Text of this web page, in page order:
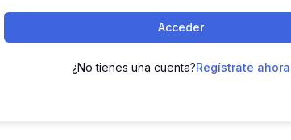
Acceder
¿No tienes una cuenta?Regístrate ahora